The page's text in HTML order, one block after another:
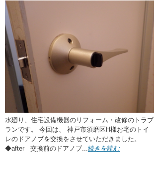
水廻り、住宅設備機器のリフォーム・改修のトラブ
ランです。 今回は、 神戸市須磨区H様お宅のトイ
レのドアノブを交換をさせていただきました。
◆after 交換前のドアノブ... 続きを読む